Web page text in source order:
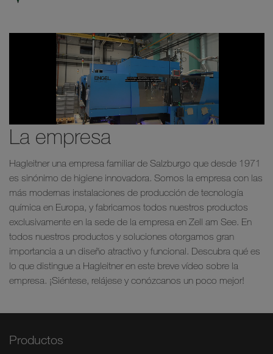
La empresa
Hagleitner una empresa familiar de Salzburgo que desde 1971
es sinónimo de higiene innovadora. Somos la empresa con las
más modernas instalaciones de producción de tecnología
química en Europa, y fabricamos todos nuestros productos
exclusivamente en la sede de la empresa en Zell am See. En
todos nuestros productos y soluciones otorgamos gran
importancia a un diseño atractivo y funcional. Descubra qué es
lo que distingue a Hagleitner en este breve vídeo sobre la
empresa. ¡Siéntese, relájese y conózcanos un poco mejor!
Productos